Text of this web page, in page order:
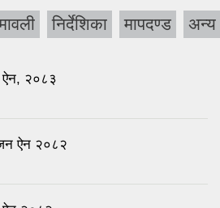
निर्देशिका मापदण्ड अन्य
ऐन, २०८३
ऐन २०८२